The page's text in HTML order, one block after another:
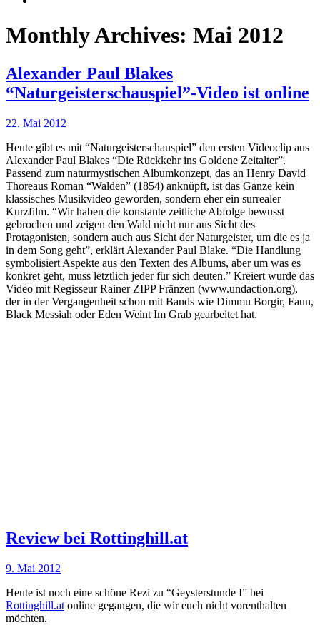
Monthly Archives: Mai 2012
Alexander Paul Blakes
“Naturgeisterschauspiel”-Video ist online
22. Mai 2012
Heute gibt es mit “Naturgeisterschauspiel” den ersten Videoclip aus
Alexander Paul Blakes “Die Rückkehr ins Goldene Zeitalter”.
Passend zum naturmystischen Albumkonzept, das an Henry David
Thoreaus Roman “Walden” (1854) anknüpft, ist das Ganze kein
klassisches Musikvideo geworden, sondern eher ein surrealer
Kurzfilm. “Wir haben die konstante zeitliche Abfolge bewusst
gebrochen und zeigen den Wald nicht nur aus Sicht des
Protagonisten, sondern auch aus Sicht der Naturgeister, um die es ja
in dem Song geht”, erklärt Alexander Paul Blake. “Die Handlung
symbolisiert Aspekte aus den Texten des Albums, aber um was es
konkret geht, muss letztlich jeder für sich deuten.” Kreiert wurde das
Video mit Regisseur Rainer ZIPP Fränzen (www.undaction.org),
der in der Vergangenheit schon mit Bands wie Dimmu Borgir, Faun,
Black Messiah oder Eden Weint Im Grab gearbeitet hat.
Review bei Rottinghill.at
9. Mai 2012
Heute ist noch eine schöne Rezi zu “Geysterstunde I” bei
Rottinghill.at online gegangen, die wir euch nicht vorenthalten
möchten.